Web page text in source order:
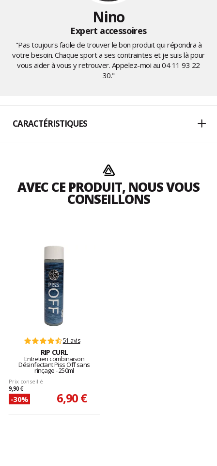
Nino
Expert accessoires
"Pas toujours facile de trouver le bon produit qui répondra à
votre besoin. Chaque sport a ses contraintes et je suis là pour
vous aider à vous y retrouver. Appelez-moi au04 11 93 22
30."
CARACTÉRISTIQUES
AVEC CE PRODUIT, NOUS VOUS
CONSEILLONS
51 avis
RIP CURL
Entretien combinaison
Désinfectant Piss Off sans
rinçage - 250ml
Prix conseillé
9,90 €
-30% 6,90 €